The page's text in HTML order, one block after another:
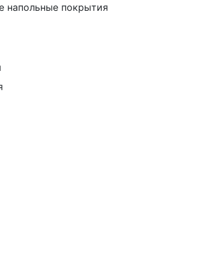
напольные покрытия